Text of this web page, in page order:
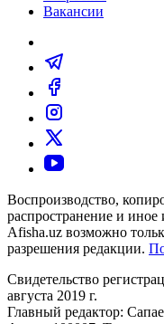
Вакансии
Воспроизводство,
распространение и
Afisha.uz возможно
разрешения редакции.
Свидетельство
августа 2019 г.
Главный редактор: